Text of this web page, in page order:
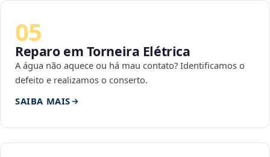
05
Reparo em Torneira Elétrica
A água não aquece ou há mau contato? Identificamos o
defeito e realizamos o conserto.
SAIBA MAIS